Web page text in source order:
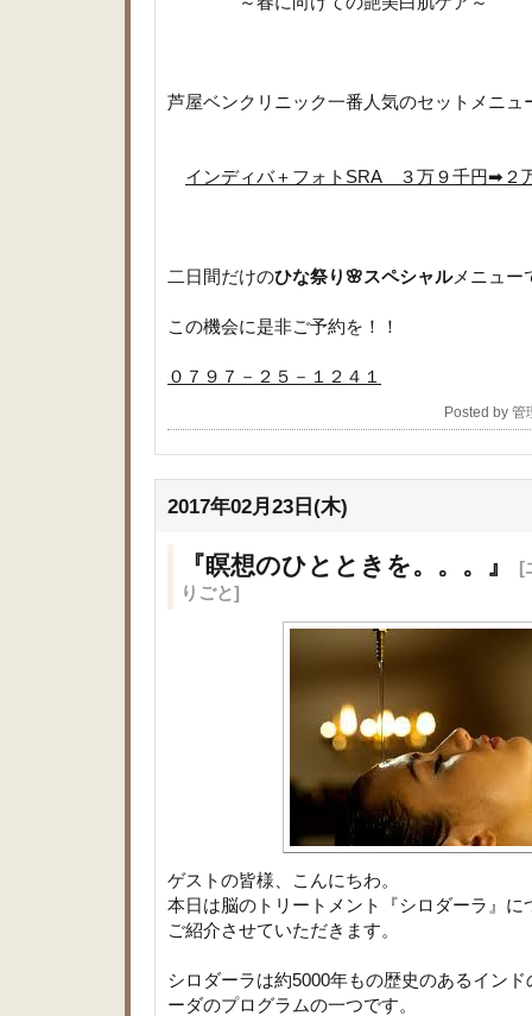
芦屋ベンクリニック一番人気のセットメニュ
インディバ＋フォトSRA ３万９千円➡２
二日間だけのひな祭り🌸スペシャルメニュー
この機会に是非ご予約を！！
０７９７－２５－１２４１
Posted by
2017年02月23日(木)
『瞑想のひとときを。。。』
[
りごと]
ゲストの皆様、こんにちわ。
本日は脳のトリートメント『シロダーラ』に
ご紹介させていただきます。
シロダーラは約5000年もの歴史のあるイン
ーダのプログラムの一つです。